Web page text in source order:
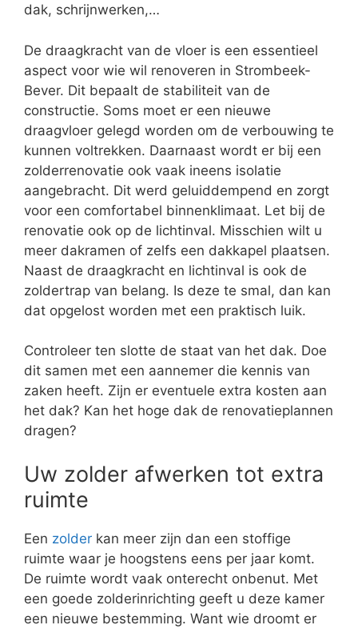
dak, schrijnwerken,…
De draagkracht van de vloer is een essentieel
aspect voor wie wil renoveren in Strombeek-
Bever. Dit bepaalt de stabiliteit van de
constructie. Soms moet er een nieuwe
draagvloer gelegd worden om de verbouwing te
kunnen voltrekken. Daarnaast wordt er bij een
zolderrenovatie ook vaak ineens isolatie
aangebracht. Dit werd geluiddempend en zorgt
voor een comfortabel binnenklimaat. Let bij de
renovatie ook op de lichtinval. Misschien wilt u
meer dakramen of zelfs een dakkapel plaatsen.
Naast de draagkracht en lichtinval is ook de
zoldertrap van belang. Is deze te smal, dan kan
dat opgelost worden met een praktisch luik.
Controleer ten slotte de staat van het dak. Doe
dit samen met een aannemer die kennis van
zaken heeft. Zijn er eventuele extra kosten aan
het dak? Kan het hoge dak de renovatieplannen
dragen?
Uw zolder afwerken tot extra
ruimte
Een zolder kan meer zijn dan een stoffige
ruimte waar je hoogstens eens per jaar komt.
De ruimte wordt vaak onterecht onbenut. Met
een goede zolderinrichting geeft u deze kamer
een nieuwe bestemming. Want wie droomt er